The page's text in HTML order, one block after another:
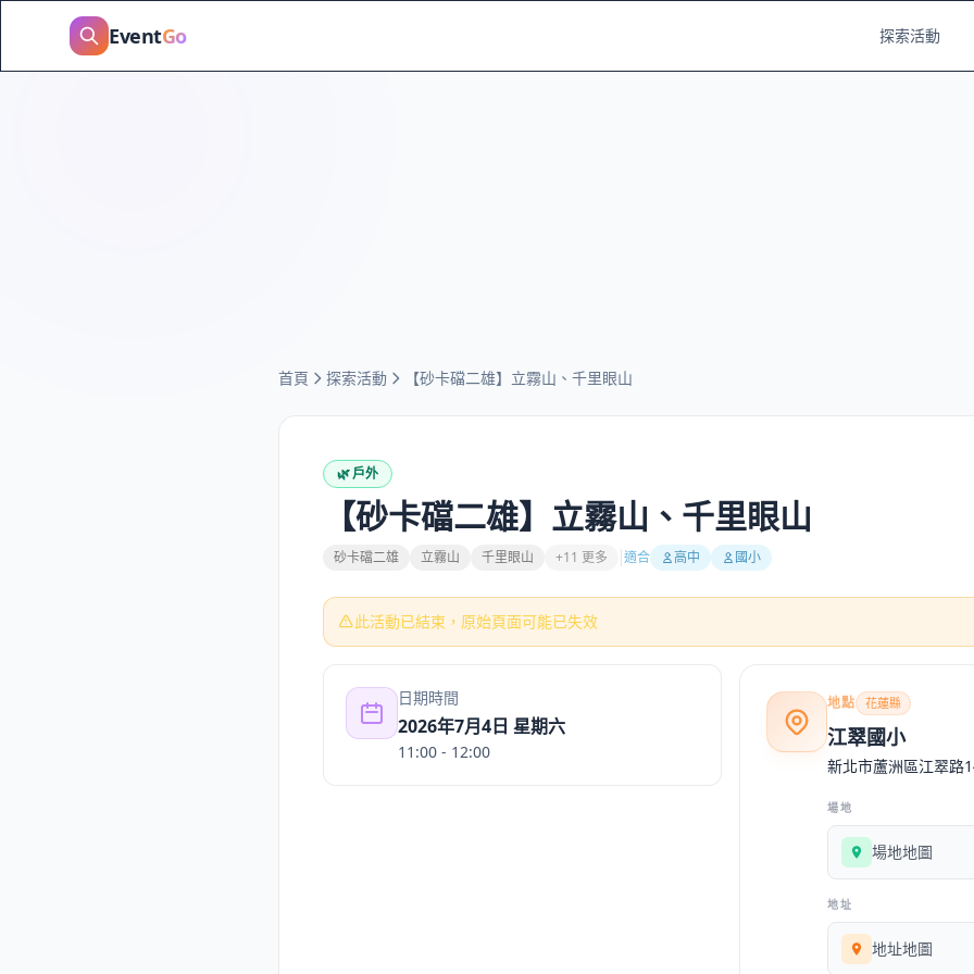
EventGo 探索活動
首頁 探索活動 【砂卡礑二雄】立霧山、千里眼山
🌿戶外
【砂卡礑二雄】立霧山、千里眼山
砂卡礑二雄 立霧山 千里眼山 +11 更多 適合 高中 國小
此活動已結束，原始頁面可能已失效
日期時間
2026年7月4日 星期六
11:00 - 12:00
地點 花蓮縣
江翠國小
新北市蘆洲區江翠路
場地
場地地圖
地址
地址地圖